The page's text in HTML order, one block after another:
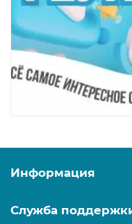
Информация
Служба